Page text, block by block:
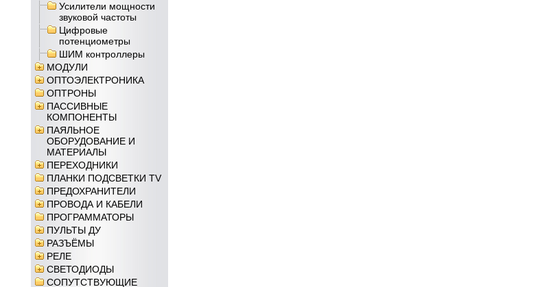
Усилители мощности
звуковой частоты
Цифровые
потенциометры
ШИМ контроллеры
МОДУЛИ
ОПТОЭЛЕКТРОНИКА
ОПТРОНЫ
ПАССИВНЫЕ
КОМПОНЕНТЫ
ПАЯЛЬНОЕ
ОБОРУДОВАНИЕ И
МАТЕРИАЛЫ
ПЕРЕХОДНИКИ
ПЛАНКИ ПОДСВЕТКИ TV
ПРЕДОХРАНИТЕЛИ
ПРОВОДА И КАБЕЛИ
ПРОГРАММАТОРЫ
ПУЛЬТЫ ДУ
РАЗЪЁМЫ
РЕЛЕ
СВЕТОДИОДЫ
СОПУТСТВУЮЩИЕ